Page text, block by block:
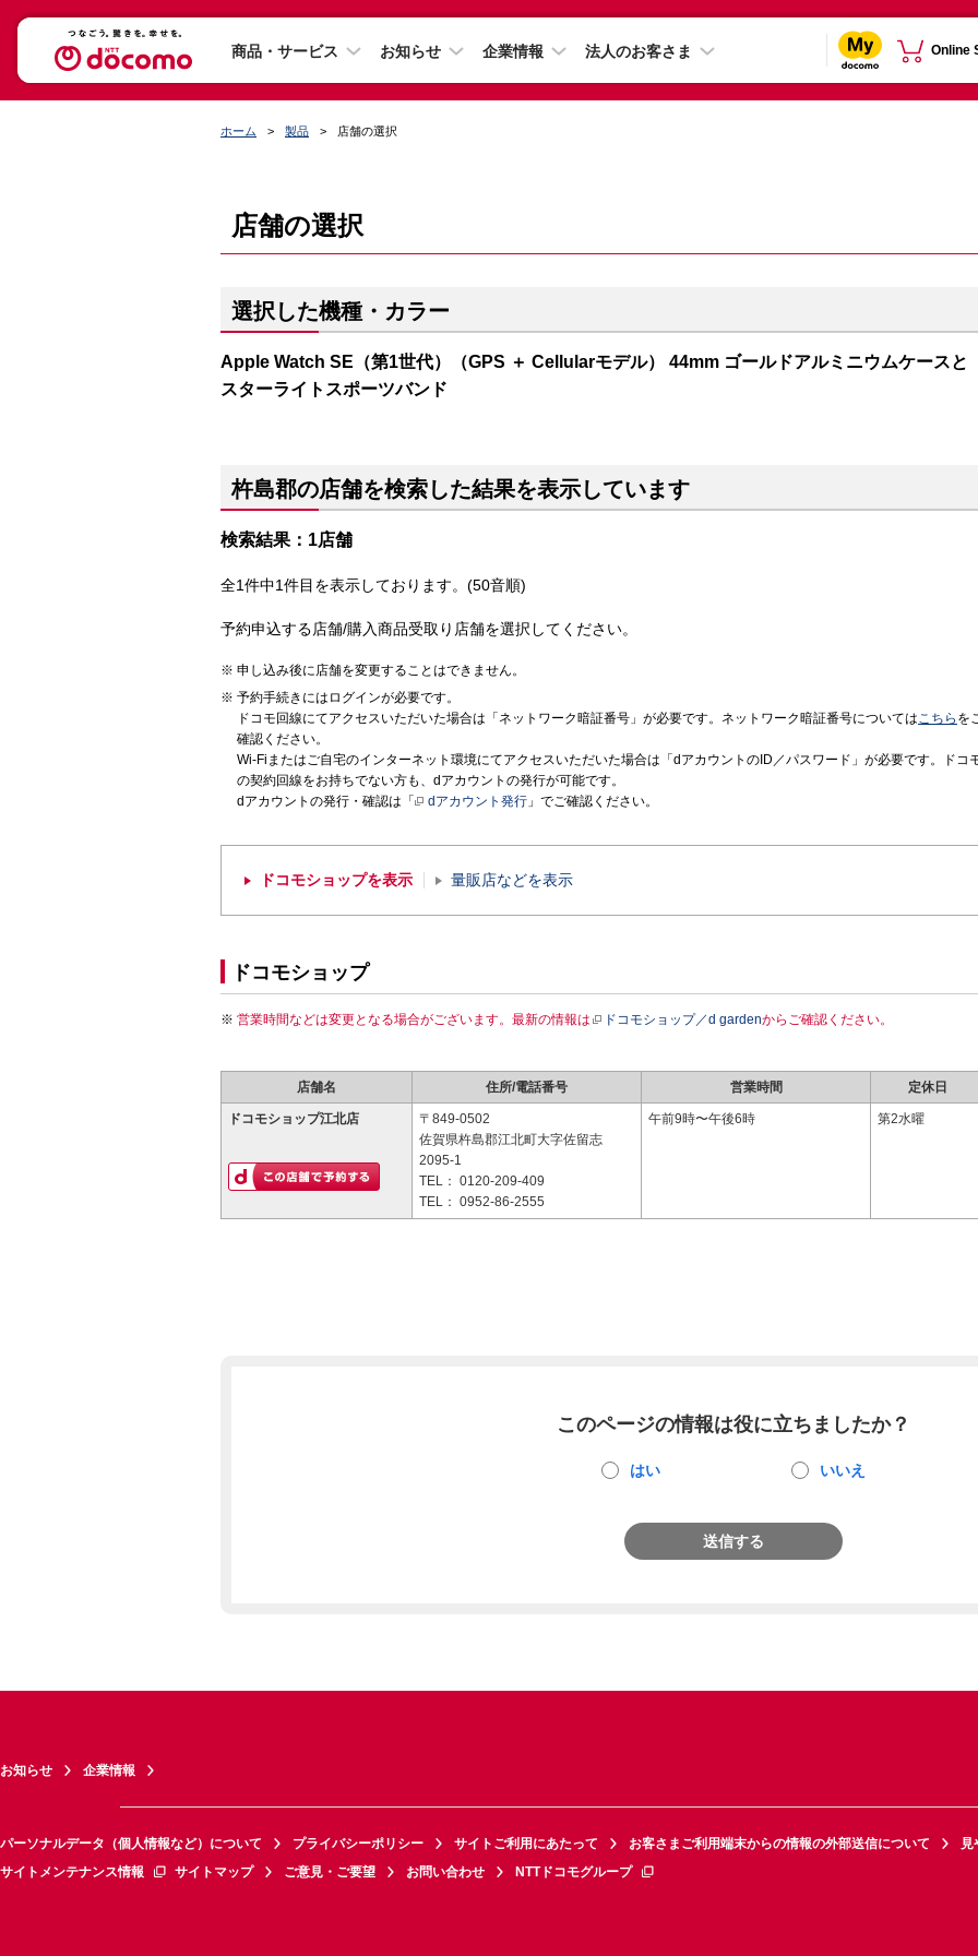
商品・サービス お知らせ 企業情報 法人のお客さま Online
ホーム 製品 店舗の選択
店舗の選択
選択した機種・カラー
Apple Watch SE（第1世代）（GPS ＋ Cellularモデル） 44mm ゴールドアルミニウムケースと
スターライトスポーツバンド
杵島郡の店舗を検索した結果を表示しています
検索結果：1店舗
全1件中1件目を表示しております。(50音順)
予約申込する店舗/購入商品受取り店舗を選択してください。
申し込み後に店舗を変更することはできません。
予約手続きにはログインが必要です。
ドコモ回線にてアクセスいただいた場合は「ネットワーク暗証番号」が必要です。ネットワーク暗証番号についてはこちら を
確認ください。
Wi-Fiまたはご自宅のインターネット環境にてアクセスいただいた場合は「dアカウントのID／パスワード」が必要です。ドコ
の契約回線をお持ちでない方も、dアカウントの発行が可能です。
dアカウントの発行・確認は「
dアカウント発行 」でご確認ください。
ドコモショップを表示 量販店などを表示
ドコモショップ
営業時間などは変更となる場合がございます。最新の情報は ドコモショップ／d gardenからご確認ください。
店舗名 住所/電話番号 営業時間 定休日
ドコモショップ江北店
〒849-0502
佐賀県杵島郡江北町大字佐留志
2095-1
TEL： 0120-209-409
TEL： 0952-86-2555
午前9時〜午後6時 第2水曜
このページの情報は役に立ちましたか？
はい いいえ
送信する
お知らせ 企業情報
パーソナルデータ（個人情報など）について プライバシーポリシー サイトご利用にあたって お客さまご利用端末からの情報の外部送信について
見
サイトメンテナンス情報
サイトマップ ご意見・ご要望 お問い合わせ NTTドコモグループ